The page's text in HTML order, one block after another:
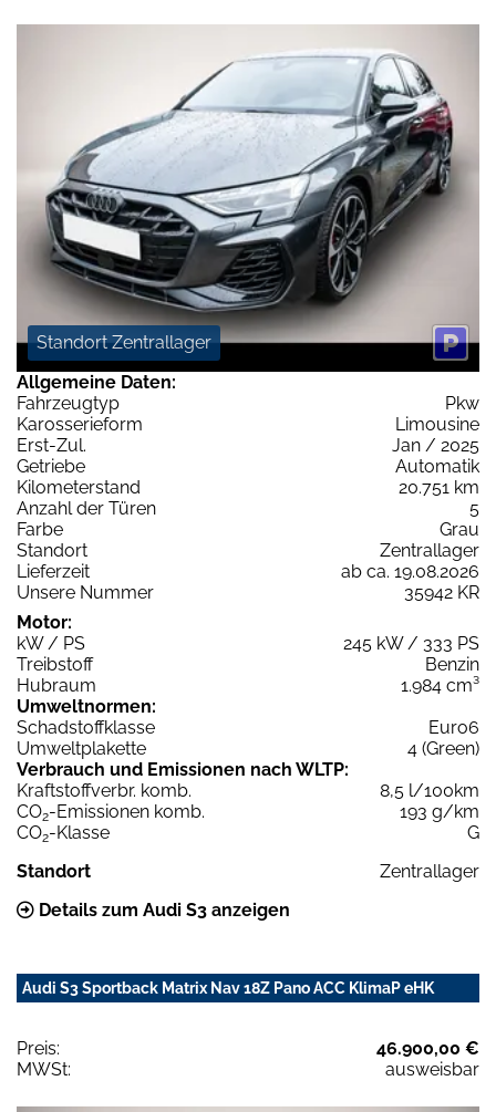
Standort Zentrallager
Allgemeine Daten:
Fahrzeugtyp
Pkw
Karosserieform
Limousine
Erst-Zul.
Jan / 2025
Getriebe
Automatik
Kilometerstand
20.751 km
Anzahl der Türen
5
Farbe
Grau
Standort
Zentrallager
Lieferzeit
ab ca. 19.08.2026
Unsere Nummer
35942 KR
Motor:
kW / PS
245 kW / 333 PS
Treibstoff
Benzin
Hubraum
1.984 cm³
Umweltnormen:
Schadstoffklasse
Euro6
Umweltplakette
4 (Green)
Verbrauch und Emissionen nach WLTP:
Kraftstoffverbr. komb.
8,5 l/100km
CO2-Emissionen komb.
193 g/km
CO2-Klasse
G
Standort
Zentrallager
Details zum Audi S3 anzeigen
Audi S3 Sportback Matrix Nav 18Z Pano ACC KlimaP eHK
Preis:
46.900,00 €
MWSt:
ausweisbar